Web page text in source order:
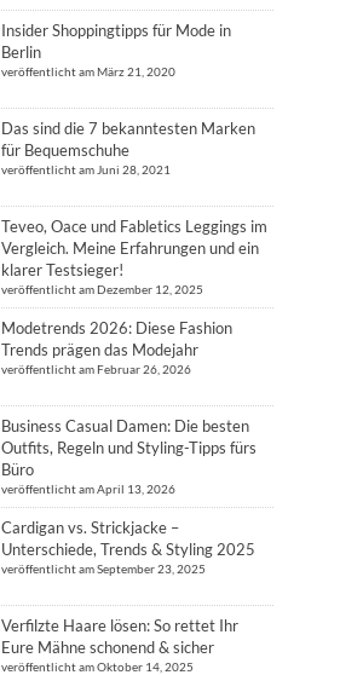
Insider Shoppingtipps für Mode in
Berlin
veröffentlicht am März 21, 2020
Das sind die 7 bekanntesten Marken
für Bequemschuhe
veröffentlicht am Juni 28, 2021
Teveo, Oace und Fabletics Leggings im
Vergleich. Meine Erfahrungen und ein
klarer Testsieger!
veröffentlicht am Dezember 12, 2025
Modetrends 2026: Diese Fashion
Trends prägen das Modejahr
veröffentlicht am Februar 26, 2026
Business Casual Damen: Die besten
Outfits, Regeln und Styling-Tipps fürs
Büro
veröffentlicht am April 13, 2026
Cardigan vs. Strickjacke –
Unterschiede, Trends & Styling 2025
veröffentlicht am September 23, 2025
Verfilzte Haare lösen: So rettet Ihr
Eure Mähne schonend & sicher
veröffentlicht am Oktober 14, 2025